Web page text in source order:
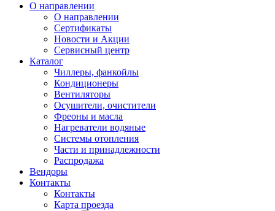
О направлении
О направлении
Сертификаты
Новости и Акции
Сервисный центр
Каталог
Чиллеры, фанкойлы
Кондиционеры
Вентиляторы
Осушители, очистители
Фреоны и масла
Нагреватели водяные
Системы отопления
Части и принадлежности
Раcпродажа
Вендоры
Контакты
Контакты
Карта проезда